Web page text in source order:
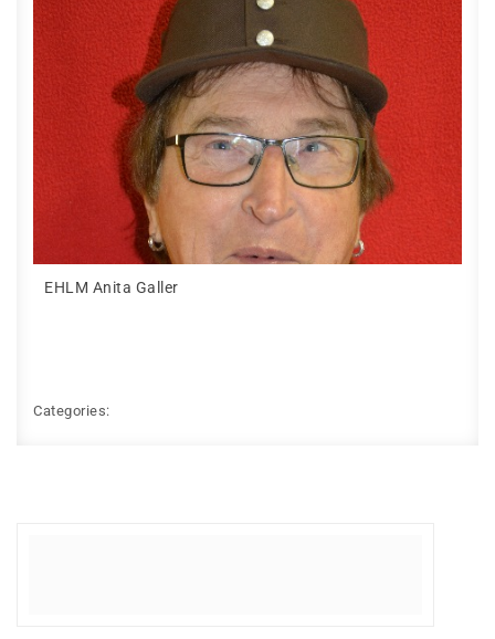
EHLM Anita Galler
Categories: